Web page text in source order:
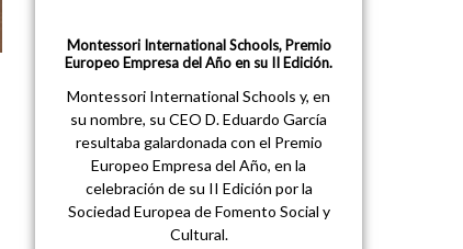
Montessori International Schools, Premio
Europeo Empresa del Año en su II Edición.
Montessori International Schools y, en
su nombre, su CEO D. Eduardo García
resultaba galardonada con el Premio
Europeo Empresa del Año, en la
celebración de su II Edición por la
Sociedad Europea de Fomento Social y
Cultural.